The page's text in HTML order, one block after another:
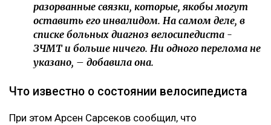
разорванные связки, которые, якобы могут
оставить его инвалидом. На самом деле, в
списке больных диагноз велосипедиста -
ЗЧМТ и больше ничего. Ни одного перелома не
указано, – добавила она.
Что известно о состоянии велосипедиста
При этом Арсен Сарсеков сообщил, что